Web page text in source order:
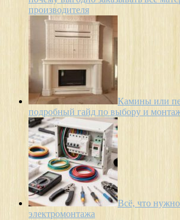
производителя
Камины или
подробный гайд по выбору и
Всё, что
электромонтажа